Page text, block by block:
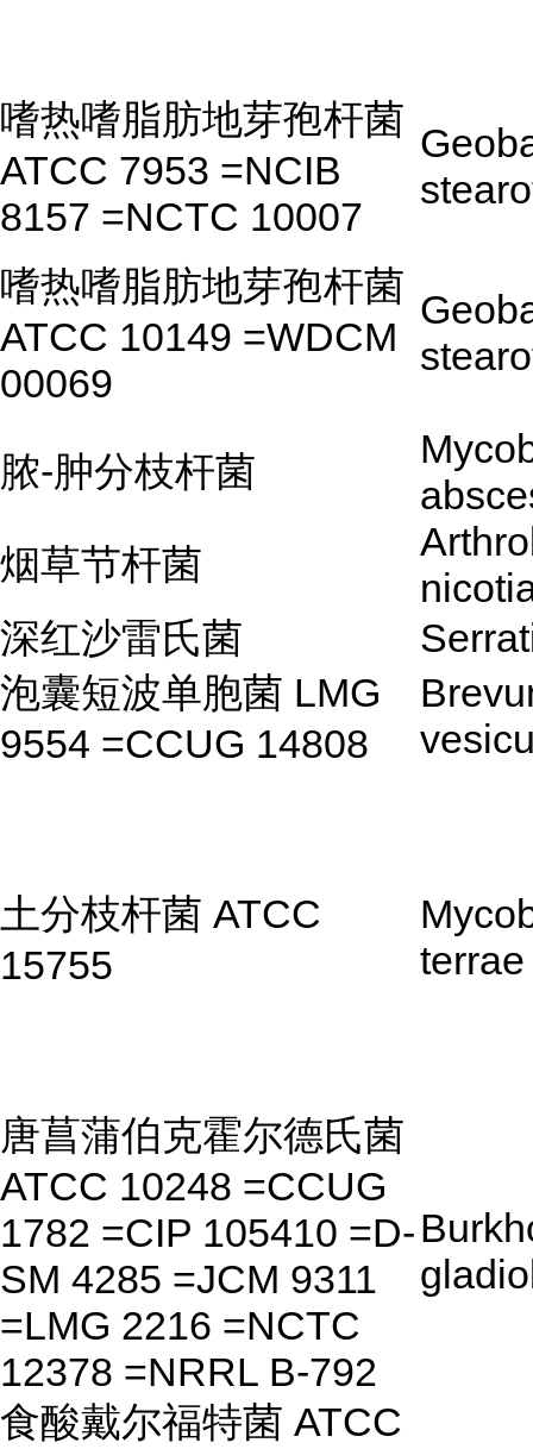
嗜热嗜脂肪地芽孢杆菌
ATCC 7953 =NCIB
8157 =NCTC 10007
嗜热嗜脂肪地芽孢杆菌
ATCC 10149 =WDCM
00069
脓-肿分枝杆菌
烟草节杆菌
深红沙雷氏菌
泡囊短波单胞菌 LMG
9554 =CCUG 14808
土分枝杆菌 ATCC
15755
terrae
唐菖蒲伯克霍尔德氏菌
ATCC 10248 =CCUG
1782 =CIP 105410 =D-
SM 4285 =JCM 9311
=LMG 2216 =NCTC
12378 =NRRL B-792
食酸戴尔福特菌 ATCC